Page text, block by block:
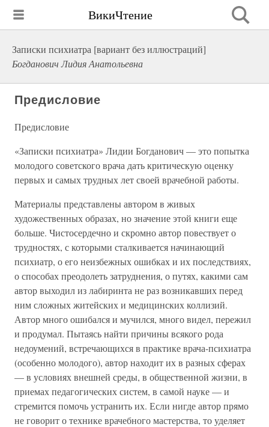
ВикиЧтение
Записки психиатра [вариант без иллюстраций]
Богданович Лидия Анатольевна
Предисловие
Предисловие
«Записки психиатра» Лидии Богданович — это попытка
молодого советского врача дать критическую оценку
первых и самых трудных лет своей врачебной работы.
Материалы представлены автором в живых
художественных образах, но значение этой книги еще
больше. Чистосердечно и скромно автор повествует о
трудностях, с которыми сталкивается начинающий
психиатр, о его неизбежных ошибках и их последствиях,
о способах преодолеть затруднения, о путях, какими сам
автор выходил из лабиринта не раз возникавших перед
ним сложных житейских и медицинских коллизий.
Автор много ошибался и мучился, много видел, пережил
и продумал. Пытаясь найти причины всякого рода
недоумений, встречающихся в практике врача-психиатра
(особенно молодого), автор находит их в разных сферах
— в условиях внешней среды, в общественной жизни, в
приемах педагогических систем, в самой науке — и
стремится помочь устранить их. Если нигде автор прямо
не говорит о технике врачебного мастерства, то уделяет